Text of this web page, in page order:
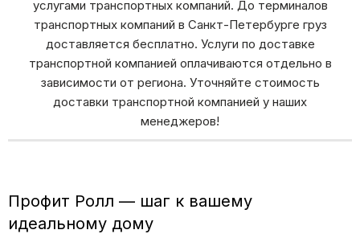
услугами транспортных компаний. До терминалов
транспортных компаний в Санкт-Петербурге груз
доставляется бесплатно. Услуги по доставке
транспортной компанией оплачиваются отдельно в
зависимости от региона. Уточняйте стоимость
доставки транспортной компанией у наших
менеджеров!
Профит Ролл — шаг к вашему
идеальному дому